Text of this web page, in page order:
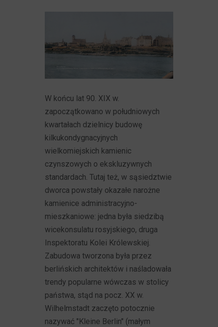
W końcu lat 90. XIX w.
zapoczątkowano w południowych
kwartałach dzielnicy budowę
kilkukondygnacyjnych
wielkomiejskich kamienic
czynszowych o ekskluzywnych
standardach. Tutaj też, w sąsiedztwie
dworca powstały okazałe narożne
kamienice administracyjno-
mieszkaniowe: jedna była siedzibą
wicekonsulatu rosyjskiego, druga
Inspektoratu Kolei Królewskiej.
Zabudowa tworzona była przez
berlińskich architektów i naśladowała
trendy popularne wówczas w stolicy
państwa, stąd na pocz. XX w.
Wilhelmstadt zaczęto potocznie
nazywać "Kleine Berlin" (małym